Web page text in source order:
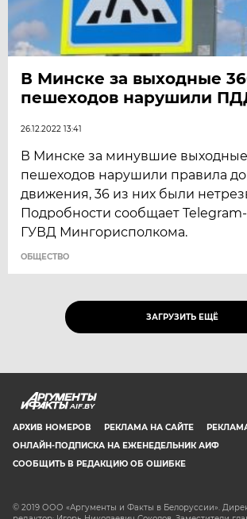
В Минске за выходные
пешеходов нарушили
26.12.2022 13:41
В Минске за минувшие
пешеходов нарушили правила
движения, 36 из них были
Подробности сообщает
ГУВД Мингорисполкома.
ОБЩЕСТВО
ЗАГРУЗИТЬ ЕЩЁ
AIF.BY
АРХИВ НОМЕРОВ РЕКЛАМА НА САЙТЕ
ОНЛАЙН-ПОДПИСКА НА ЕЖЕНЕДЕЛЬНИК АИФ
СООБЩИТЬ В РЕДАКЦИЮ ОБ ОШИБКЕ
© 2019 ООО «Аргументы и Факты в Белоруссии».